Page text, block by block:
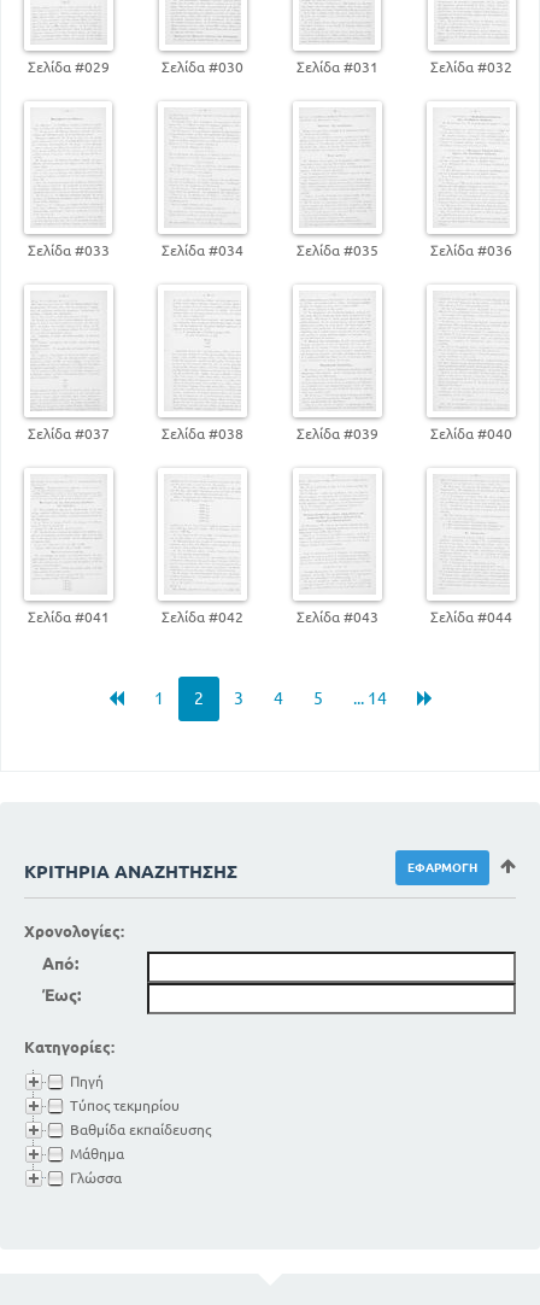
Σελίδα #029 Σελίδα #030 Σελίδα #031 Σελίδα #032
Σελίδα #033 Σελίδα #034 Σελίδα #035 Σελίδα #036
Σελίδα #037 Σελίδα #038 Σελίδα #039 Σελίδα #040
Σελίδα #041 Σελίδα #042 Σελίδα #043 Σελίδα #044
1 2 3 4 5 ... 14
ΚΡΙΤΉΡΙΑ ΑΝΑΖΉΤΗΣΗΣ
Χρονολογίες:
Από:
Έως:
Κατηγορίες:
Πηγή
Τύπος τεκμηρίου
Βαθμίδα εκπαίδευσης
Μάθημα
Γλώσσα